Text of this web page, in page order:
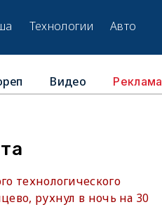
Технологии Авто
Видео Реклама
технологического
рухнул в ночь на 30